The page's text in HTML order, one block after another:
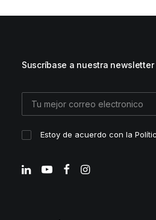
Suscríbase a nuestra newsletter
Estoy de acuerdo con la